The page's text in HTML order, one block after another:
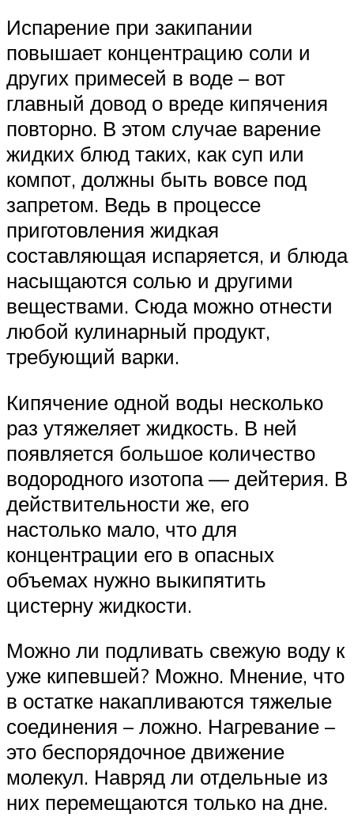
Испарение при закипании
повышает концентрацию соли и
других примесей в воде – вот
главный довод о вреде кипячения
повторно. В этом случае варение
жидких блюд таких, как суп или
компот, должны быть вовсе под
запретом. Ведь в процессе
приготовления жидкая
составляющая испаряется, и блюда
насыщаются солью и другими
веществами. Сюда можно отнести
любой кулинарный продукт,
требующий варки.
Кипячение одной воды несколько
раз утяжеляет жидкость. В ней
появляется большое количество
водородного изотопа — дейтерия. В
действительности же, его
настолько мало, что для
концентрации его в опасных
объемах нужно выкипятить
цистерну жидкости.
Можно ли подливать свежую воду к
уже кипевшей? Можно. Мнение, что
в остатке накапливаются тяжелые
соединения – ложно. Нагревание –
это беспорядочное движение
молекул. Навряд ли отдельные из
них перемещаются только на дне.